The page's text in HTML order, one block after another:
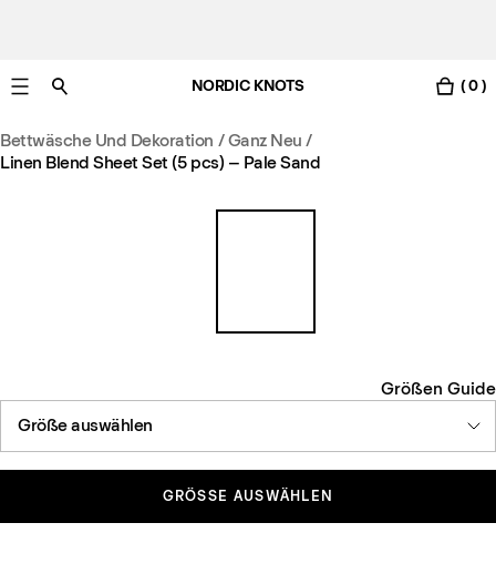
Gratis Lieferung nach Deutschland in 3-6 Werktagen
NORDIC KNOTS ( 0 )
Bettwäsche Und Dekoration / Ganz Neu /
Linen Blend Sheet Set (5 pcs) – Pale Sand
Größen Guide
Größe auswählen
GRÖSSE AUSWÄHLEN